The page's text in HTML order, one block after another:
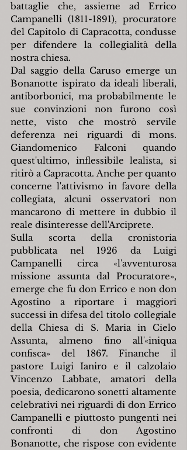
battaglie che, assieme ad Errico
Campanelli (1811-1891), procuratore
del Capitolo di Capracotta, condusse
per difendere la collegialità della
nostra chiesa.
Dal saggio della Caruso emerge un
Bonanotte ispirato da ideali liberali,
antiborbonici, ma probabilmente le
sue convinzioni non furono così
nette, visto che mostrò servile
deferenza nei riguardi di mons.
Giandomenico Falconi quando
quest'ultimo, inflessibile lealista, si
ritirò a Capracotta. Anche per quanto
concerne l'attivismo in favore della
collegiata, alcuni osservatori non
mancarono di mettere in dubbio il
reale disinteresse dell'Arciprete.
Sulla scorta della cronistoria
pubblicata nel 1926 da Luigi
Campanelli circa «l'avventurosa
missione assunta dal Procuratore»,
emerge che fu don Errico e non don
Agostino a riportare i maggiori
successi in difesa del titolo collegiale
della Chiesa di S. Maria in Cielo
Assunta, almeno fino all'«iniqua
confisca» del 1867. Finanche il
pastore Luigi Ianiro e il calzolaio
Vincenzo Labbate, amatori della
poesia, dedicarono sonetti altamente
celebrativi nei riguardi di don Errico
Campanelli e piuttosto pungenti nei
confronti di don Agostino
Bonanotte, che rispose con evidente